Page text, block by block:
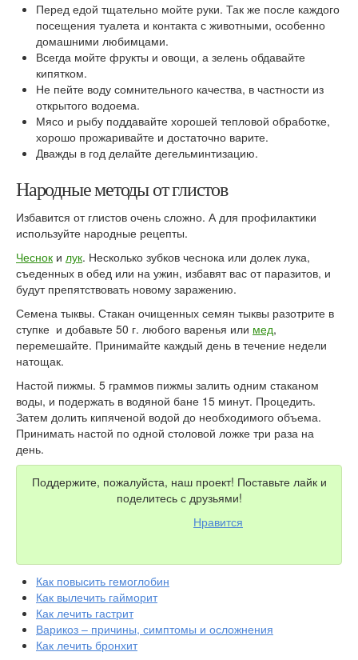
Перед едой тщательно мойте руки. Так же после каждого
посещения туалета и контакта с животными, особенно
домашними любимцами.
Всегда мойте фрукты и овощи, а зелень обдавайте
кипятком.
Не пейте воду сомнительного качества, в частности из
открытого водоема.
Мясо и рыбу поддавайте хорошей тепловой обработке,
хорошо прожаривайте и достаточно варите.
Дважды в год делайте дегельминтизацию.
Народные методы от глистов
Избавится от глистов очень сложно. А для профилактики
используйте народные рецепты.
Чеснок и лук. Несколько зубков чеснока или долек лука,
съеденных в обед или на ужин, избавят вас от паразитов, и
будут препятствовать новому заражению.
Семена тыквы. Стакан очищенных семян тыквы разотрите в
ступке и добавьте 50 г. любого варенья или мед,
перемешайте. Принимайте каждый день в течение недели
натощак.
Настой пижмы. 5 граммов пижмы залить одним стаканом
воды, и подержать в водяной бане 15 минут. Процедить.
Затем долить кипяченой водой до необходимого объема.
Принимать настой по одной столовой ложке три раза на
день.
Поддержите, пожалуйста, наш проект! Поставьте лайк и
поделитесь с друзьями!
Нравится
Как повысить гемоглобин
Как вылечить гайморит
Как лечить гастрит
Варикоз – причины, симптомы и осложнения
Как лечить бронхит